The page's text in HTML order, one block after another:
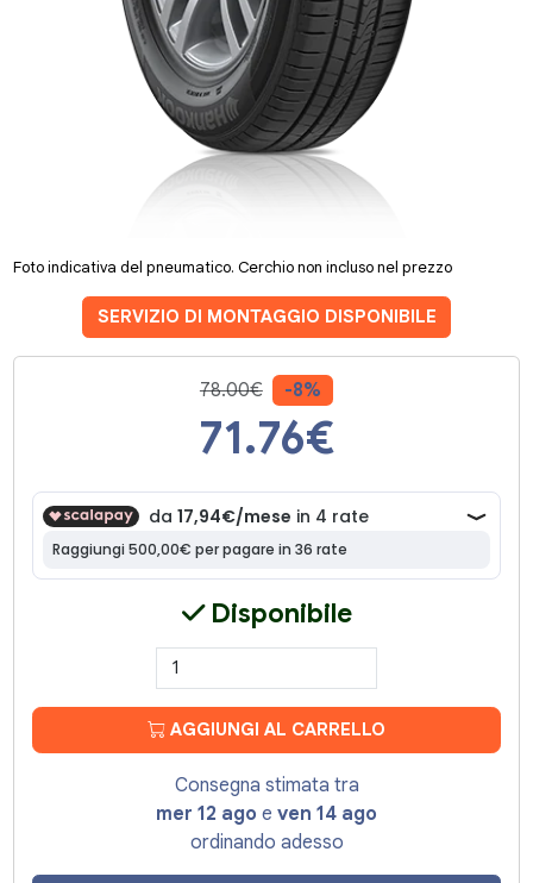
Foto indicativa del pneumatico. Cerchio non incluso nel prezzo
SERVIZIO DI MONTAGGIO DISPONIBILE
78.00€ -8%
71.76€
Disponibile
AGGIUNGI AL CARRELLO
Consegna stimata tra
mer 12 ago e ven 14 ago
ordinando adesso